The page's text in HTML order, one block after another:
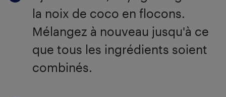
la noix de coco en flocons.
Mélangez à nouveau jusqu'à ce
que tous les ingrédients soient
combinés.